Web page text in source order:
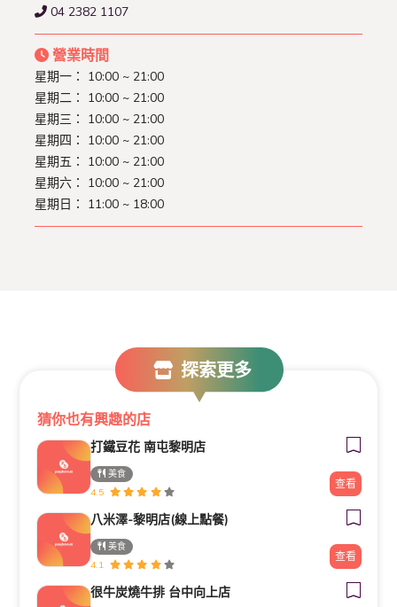
04 2382 1107
營業時間
星期一： 10:00 ~ 21:00
星期二： 10:00 ~ 21:00
星期三： 10:00 ~ 21:00
星期四： 10:00 ~ 21:00
星期五： 10:00 ~ 21:00
星期六： 10:00 ~ 21:00
星期日： 11:00 ~ 18:00
探索更多
猜你也有興趣的店
打鐵豆花 南屯黎明店
美食
4.5
查看
八米澤-黎明店(線上點餐)
美食
4.1
查看
很牛炭燒牛排 台中向上店